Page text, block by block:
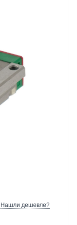
Нашли дешевле?